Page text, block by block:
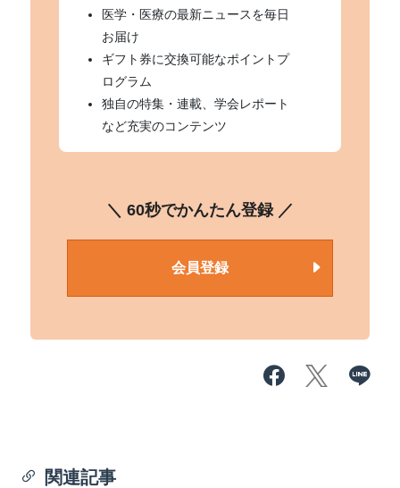
医学・医療の最新ニュースを毎日
お届け
ギフト券に交換可能なポイントプ
ログラム
独自の特集・連載、学会レポート
など充実のコンテンツ
＼ 60秒でかんたん登録 ／
会員登録
関連記事